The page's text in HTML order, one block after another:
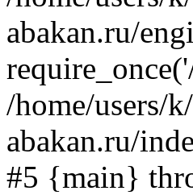
abakan.ru/
/home/users/
abakan.ru/
#5 {main}